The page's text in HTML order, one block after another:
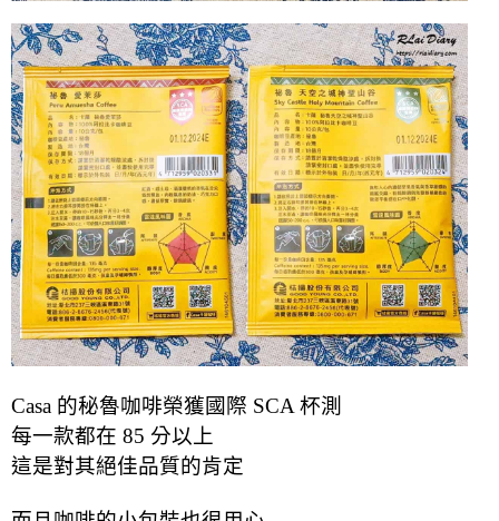
Casa 的秘魯咖啡榮獲國際 SCA 杯測
每一款都在 85 分以上
這是對其絕佳品質的肯定